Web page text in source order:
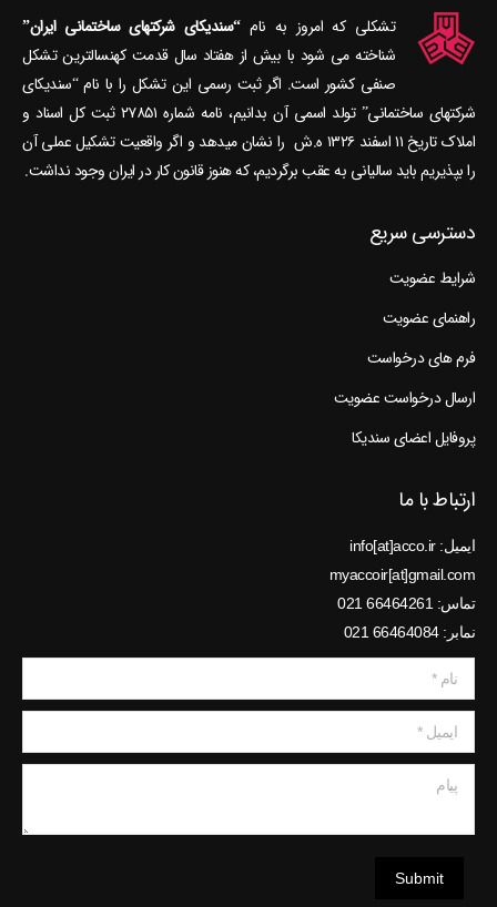
شناخته می‎ شود با بیش از هفتاد سال قدمت کهنسال‎ترین تشکل
صنفی کشور است. اگر ثبت رسمی این تشکل را با نام “سندیکای
شرکتهای ساختمانی” تولد اسمی آن بدانیم، نامه شماره ۲۷۸۵۱ ثبت کل اسناد و
املاک تاریخ ۱۱ اسفند ۱۳۲۶ ه.ش را نشان می‎دهد و اگر واقعیت تشکیل عملی آن
را بپذیریم باید سالیانی به عقب برگردیم، که هنوز قانون کار در ایران وجود نداشت.
myaccoir[at]gmail.com
تماس: 66464261 021
نمابر: 66464084 021
نام *
ایمیل *
پیام